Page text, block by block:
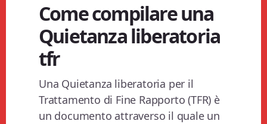
Come compilare una
Quietanza liberatoria
tfr
Una Quietanza liberatoria per il
Trattamento di Fine Rapporto (TFR) è
un documento attraverso il quale un